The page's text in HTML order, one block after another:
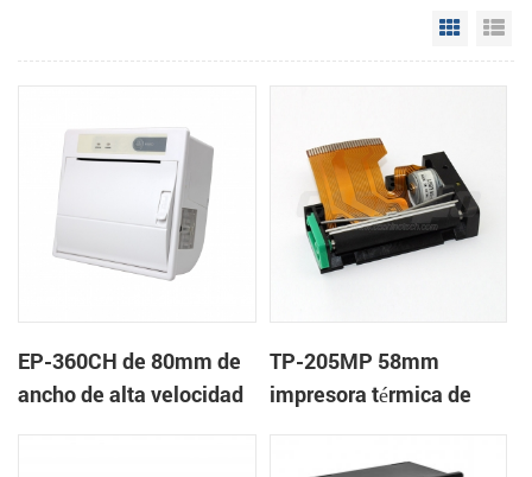
Grid
EP-360CH de 80mm de
ancho de alta velocidad
TP-205MP 58mm
impresora térmica de